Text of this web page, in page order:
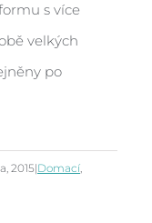
s více
velkých
po
2015|Domací,